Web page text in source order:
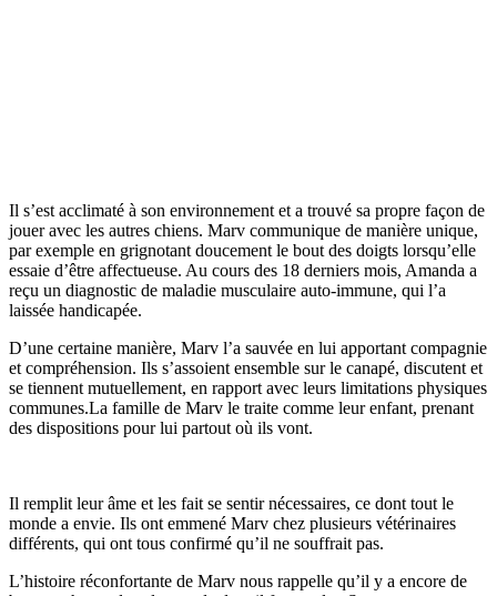
Il s’est acclimaté à son environnement et a trouvé sa propre façon de
jouer avec les autres chiens. Marv communique de manière unique,
par exemple en grignotant doucement le bout des doigts lorsqu’elle
essaie d’être affectueuse. Au cours des 18 derniers mois, Amanda a
reçu un diagnostic de maladie musculaire auto-immune, qui l’a
laissée handicapée.
D’une certaine manière, Marv l’a sauvée en lui apportant compagnie
et compréhension. Ils s’assoient ensemble sur le canapé, discutent et
se tiennent mutuellement, en rapport avec leurs limitations physiques
communes.La famille de Marv le traite comme leur enfant, prenant
des dispositions pour lui partout où ils vont.
Il remplit leur âme et les fait se sentir nécessaires, ce dont tout le
monde a envie. Ils ont emmené Marv chez plusieurs vétérinaires
différents, qui ont tous confirmé qu’il ne souffrait pas.
L’histoire réconfortante de Marv nous rappelle qu’il y a encore de